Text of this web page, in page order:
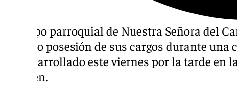
El grupo parroquial de Nuestra Señora del
tomado posesión de sus cargos durante
ha desarrollado este viernes por la tarde en
Carmen.